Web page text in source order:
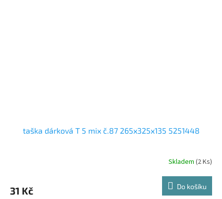
taška dárková T 5 mix č.87 265x325x135 5251448
Skladem (2 Ks)
31 Kč Do košíku